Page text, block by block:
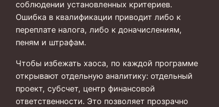
соблюдении установленных критериев.
Ошибка в квалификации приводит либо к
переплате налога, либо к доначислениям,
пеням и штрафам.
Чтобы избежать хаоса, по каждой программе
открывают отдельную аналитику: отдельный
проект, субсчет, центр финансовой
ответственности. Это позволяет прозрачно